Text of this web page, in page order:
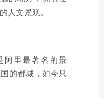
人文景观。
阿里最著名的景
的都城，如今只